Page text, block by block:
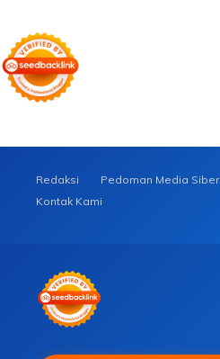
Redaksi Pedoman Media Siber
Kontak Kami